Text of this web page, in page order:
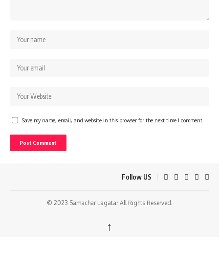
Save my name, email, and website in this browser for the next time I comment.
Follow US
© 2023 Samachar Lagatar All Rights Reserved.
↑